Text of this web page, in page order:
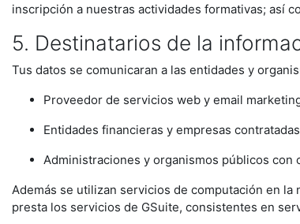
inscripción a nuestras actividades formativas; así
5. Destinatarios de la
Tus datos se comunicaran a las entidades y
Proveedor de servicios web y email
Entidades financieras y empresas
Administraciones y organismos públicos con
Además se utilizan servicios de computación en
presta los servicios de GSuite, consistentes en